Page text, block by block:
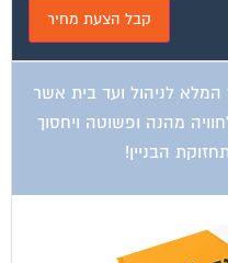
לניהול ועד בית אשר
מהנה ופשוטה ויחסוך
הבניין!